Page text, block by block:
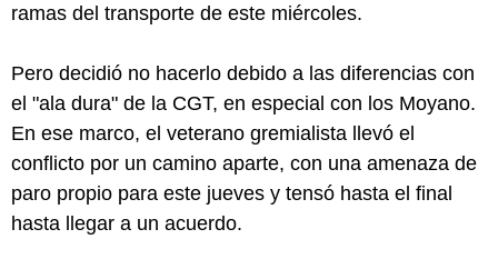
ramas del transporte de este miércoles.
Pero decidió no hacerlo debido a las diferencias con
el "ala dura" de la CGT, en especial con los Moyano.
En ese marco, el veterano gremialista llevó el
conflicto por un camino aparte, con una amenaza de
paro propio para este jueves y tensó hasta el final
hasta llegar a un acuerdo.